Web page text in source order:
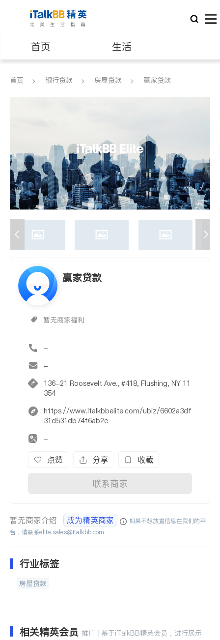
首页 生活
医生 律师
养老 非盈利组织
首页 银行贷款 房屋贷款 赢家贷款
赢家贷款
暂无商家福利
-
-
136-21 Roosevelt Ave., #418, Flushing, NY 11
354
https://www.italkbbelite.com/ubiz/6602a3df
31d531db74f6ab2e
-
点赞 分享 收藏
联系商家
暂无商家介绍 成为精英商家
如果不想放置信息在我们的平
台，请联系elite.sales@italkbb.com
行业标签
房屋贷款
相关精英会员 推广 | 基于iTalkBB精英会员，进行展示